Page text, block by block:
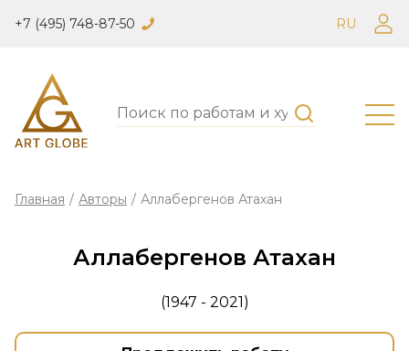
+7 (495) 748-87-50 RU
Главная / Авторы / Аллабергенов Атахан
Аллабергенов Атахан
(1947 - 2021)